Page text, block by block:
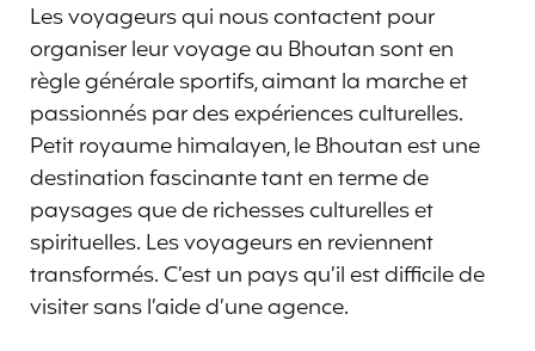
Les voyageurs qui nous contactent pour
organiser leur voyage au Bhoutan sont en
règle générale sportifs, aimant la marche et
passionnés par des expériences culturelles.
Petit royaume himalayen, le Bhoutan est une
destination fascinante tant en terme de
paysages que de richesses culturelles et
spirituelles. Les voyageurs en reviennent
transformés. C’est un pays qu’il est difficile de
visiter sans l’aide d’une agence.